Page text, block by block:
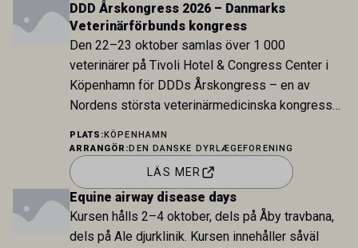
DDD Årskongress 2026 – Danmarks
Veterinärförbunds kongress
Den 22–23 oktober samlas över 1 000
veterinärer på Tivoli Hotel & Congress Center i
Köpenhamn för DDDs Årskongress – en av
Nordens största veterinärmedicinska kongresser.
smådjur, häst, nötkreatur och gris, samt spår inom
biomedicin, livsmedelssäkerhet, ledarskap och
karriär utanför kliniken. Dagspriset inkluderar
tillgång till samtliga parallella spår samt full […]
PLATS:KÖPENHAMN
ARRANGÖR:DEN DANSKE DYRLÆGEFORENING
LÄS MER
Equine airway disease days
Kursen hålls 2–4 oktober, dels på Åby travbana,
dels på Ale djurklinik. Kursen innehåller såväl